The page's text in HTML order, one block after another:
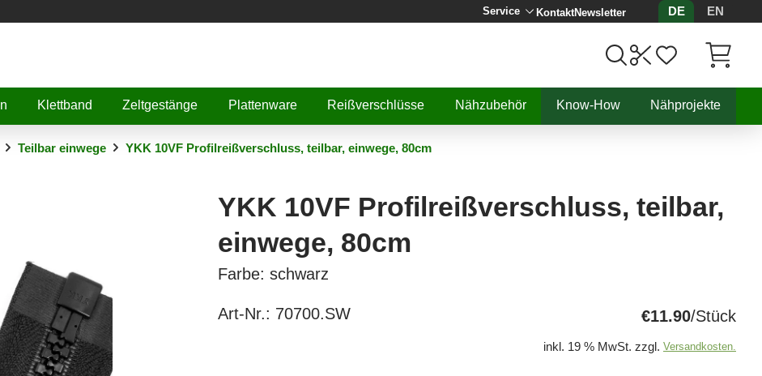
Service KontaktNewsletter DE
EN
Klettband Zeltgestänge Plattenware Reißverschlüsse Nähzubehör Know-How Nähprojekte
Teilbar einwege YKK 10VF Profilreißverschluss, teilbar, einwege, 80cm
YKK 10VF Profilreißverschluss, teilbar,
einwege, 80cm
Farbe: schwarz
Art-Nr.: 70700.SW €11.90/Stück
inkl. 19 % MwSt. zzgl. Versandkosten.